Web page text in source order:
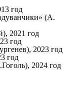
год
(А.
2021 год
год
2023 год
год
2024 год